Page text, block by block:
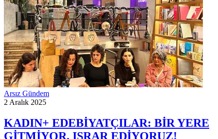
Arsız Gündem
2 Aralık 2025
KADIN+ EDEBİYATÇILAR: BİR YERE
GİTMİYOR, ISRAR EDİYORUZ!